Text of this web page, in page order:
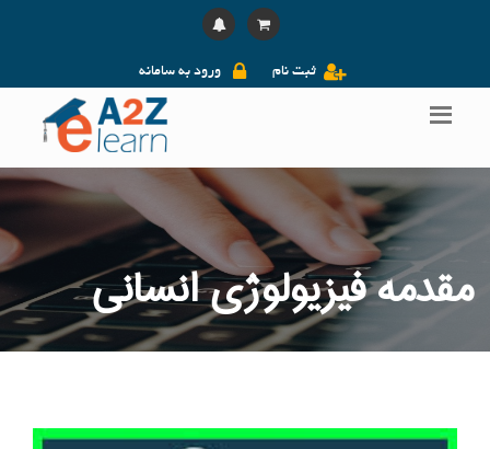
ورود به سامانه ثبت نام
مقدمه فیزیولوژی انسانی